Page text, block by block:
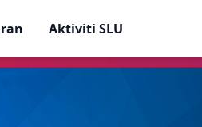
Aktiviti SLU